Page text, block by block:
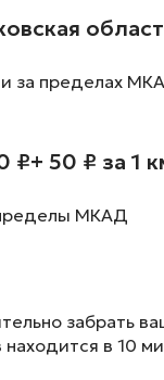
за пределах
₽+ 50 ₽ за 1
МКАД
забрать
находится в 10